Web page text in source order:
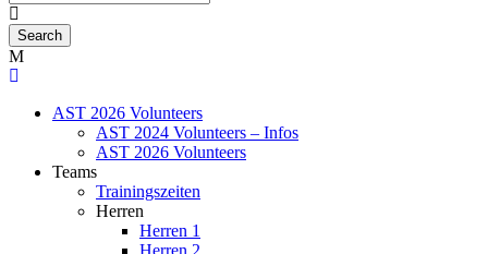
AST 2026 Volunteers
AST 2024 Volunteers – Infos
AST 2026 Volunteers
Teams
Trainingszeiten
Herren
Herren 1
Herren 2